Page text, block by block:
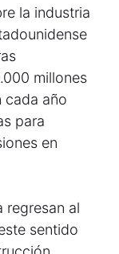
la industria
millones
cada año
para
en
regresan al
sentido